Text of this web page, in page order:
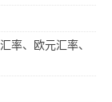
率、欧元汇率、